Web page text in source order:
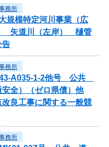
務所
規模特定河川事業（広
矢道川（左岸） 樋管
告
務所
43-A035-1-2他号 公共
全）（ゼロ県債）他
良工事に関する一般競
務所